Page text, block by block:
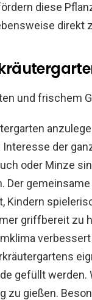
diese
direkt
der
oder Minze
Kindern
griffbereit zu
gefüllt werden.
zu gießen.